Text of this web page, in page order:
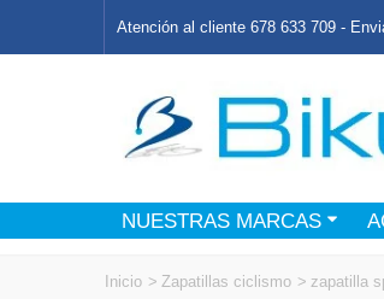
Atención al cliente 678 633 709 -
NUESTRAS MARCAS
Inicio > Zapatillas ciclismo > zapatilla